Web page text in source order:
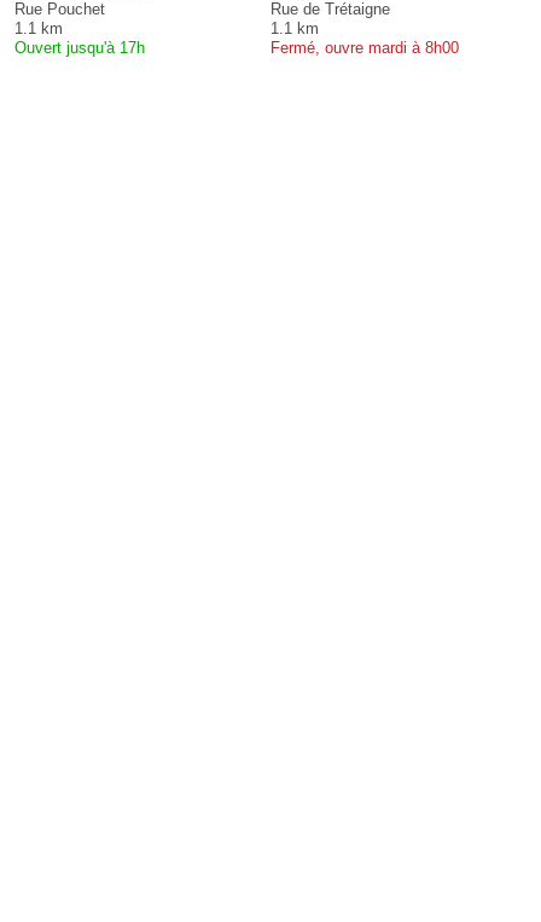
Rue Pouchet
1.1 km
Ouvert jusqu'à 17h
Rue de Trétaigne
1.1 km
Fermé, ouvre mardi à 8h00